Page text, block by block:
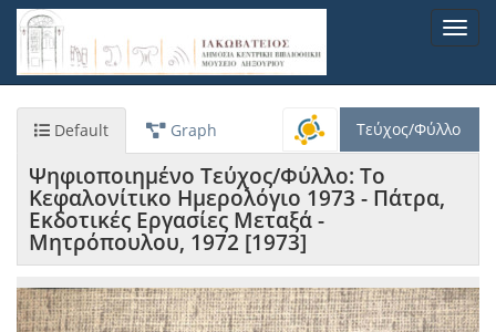
Παράκαμψη
προς
κυρίως
Default Graph Τεύχος/Φύλλο
Ψηφιοποιημένο Τεύχος/Φύλλο: Το
Κεφαλονίτικο Ημερολόγιο 1973 - Πάτρα,
Εκδοτικές Εργασίες Μεταξά -
Μητρόπουλου, 1972 [1973]